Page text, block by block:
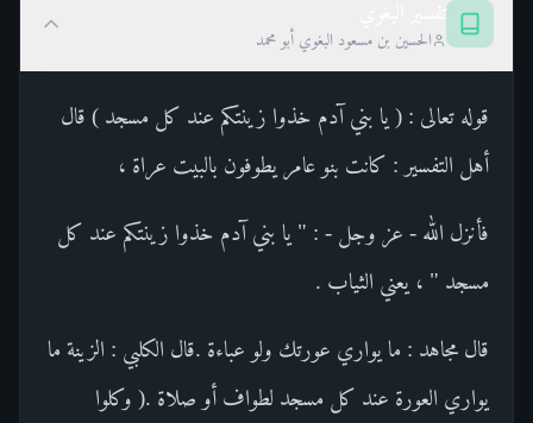
الحسين بن مسعود البغوي أبو محمد
قوله تعالى : ( يا بني آدم خذوا زينتكم عند كل مسجد ) قال
أهل التفسير : كانت بنو عامر يطوفون بالبيت عراة ،
فأنزل الله - عز وجل - : " يا بني آدم خذوا زينتكم عند كل
مسجد " ، يعني الثياب .
قال مجاهد : ما يواري عورتك ولو عباءة .قال الكلبي : الزينة ما
يواري العورة عند كل مسجد لطواف أو صلاة .( وكلوا